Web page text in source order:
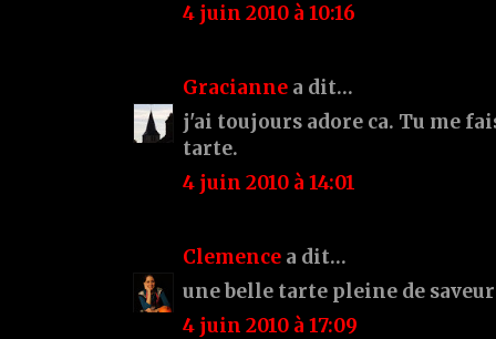
4 juin 2010 à 10:16
Gracianne a dit…
j'ai toujours adore ca. Tu me
tarte.
4 juin 2010 à 14:01
Clemence a dit…
une belle tarte pleine de
4 juin 2010 à 17:09